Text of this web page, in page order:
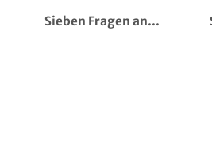
Sieben Fragen an...